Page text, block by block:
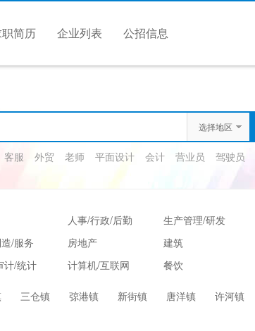
简历 企业列表 公招信息
选择地区
客服 外贸 老师 平面设计 会计 营业员 驾驶员
人事/行政/后勤 生产管理/研发
/服务 房地产 建筑
计/统计 计算机/互联网 餐饮
三仓镇 弶港镇 新街镇 唐洋镇 许河镇